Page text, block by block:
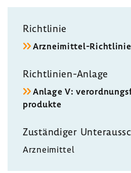
Richt­linie
Arzneimittel-​Richtlinie
Richtlinien-​Anlage
Anlage V:
pro­dukte
Zustän­diger
Arznei­mittel